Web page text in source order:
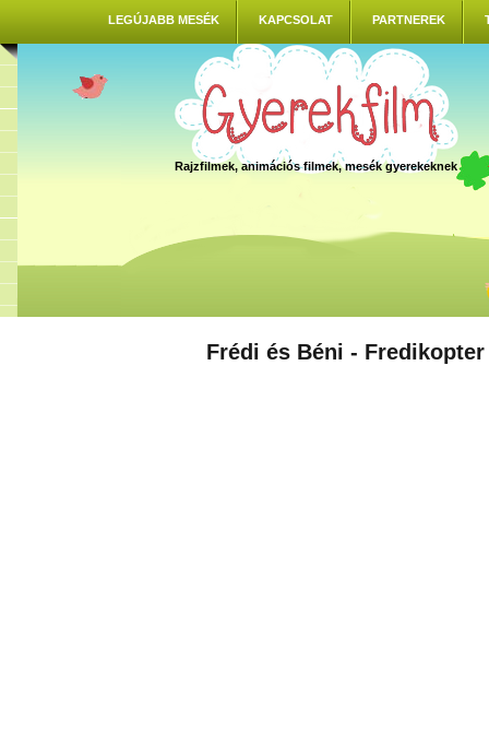
LEGÚJABB MESÉK KAPCSOLAT PARTNEREK
Rajzfilmek, animációs filmek, mesék gyerekeknek
Frédi és Béni - Fredikopter